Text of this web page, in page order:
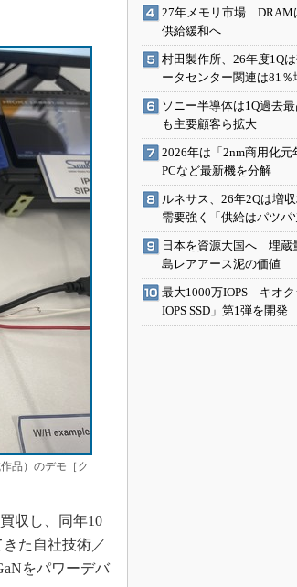
品）のデモ［ク
収し、同年10
た自社技術／
をパワーデバ
27年メモリ市場 DRAM
供給緩和へ
村田製作所、26年度1Q
ータセンター関連は81％
ソニー半導体は1Q過去
も主要顧客ら拡大
2026年は「2nm商用化元
PCなど最新機を分解
ルネサス、26年2Qは増
需要強く「供給はパツパ
日本を資源大国へ 埋蔵
島レアアース泥の価値
最大1000万IOPS キオク
IOPS SSD」第1弾を開発